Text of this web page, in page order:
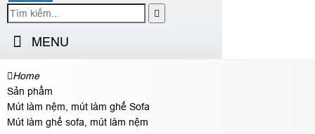
MENU
Home
Sản phẩm
Mút làm nệm, mút làm ghế Sofa
Mút làm ghế sofa, mút làm nệm